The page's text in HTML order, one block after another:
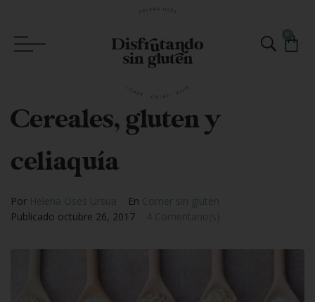
Cereales, gluten y
celiaquía
Por Helena Oses Ursua En Comer sin gluten
Publicado octubre 26, 2017 4 Comentario(s)